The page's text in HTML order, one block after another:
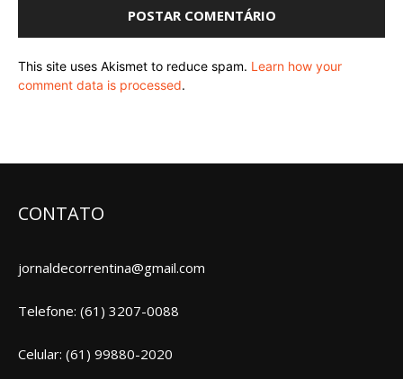
This site uses Akismet to reduce spam. Learn how your
comment data is processed.
CONTATO
jornaldecorrentina@gmail.com
Telefone: (61) 3207-0088
Celular: (61) 99880-2020